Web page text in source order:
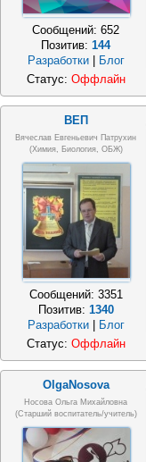
Сообщений:652
Позитив:144
Разработки
Блог
Статус: Оффлайн
ВЕП
Вячеслав Евгеньевич Патрухин
(Химия, Биология, ОБЖ)
Сообщений: 3351
Позитив: 1340
Разработки
Блог
Статус: Оффлайн
OlgaNosova
Носова Ольга Михайловна
(старший воспитатель/учитель)